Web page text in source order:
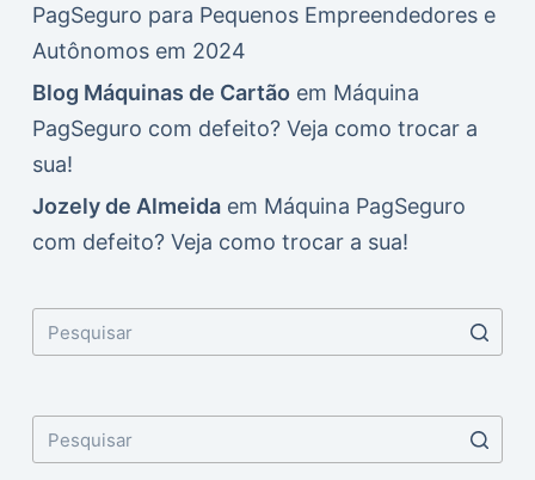
PagSeguro para Pequenos Empreendedores e
Autônomos em 2024
Blog Máquinas de Cartão em Máquina
PagSeguro com defeito? Veja como trocar a
sua!
Jozely de Almeidaem Máquina PagSeguro
com defeito? Veja como trocar a sua!